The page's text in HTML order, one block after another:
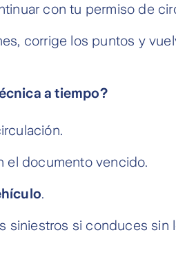
con tu permiso de
corrige los puntos y
a tiempo?
el documento vencido.
.
siniestros si conduces sin